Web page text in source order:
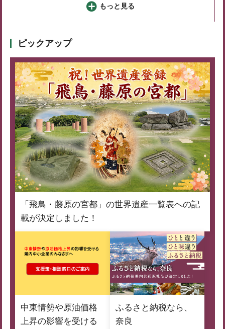
もっと見る
ピックアップ
「飛鳥・藤原の宮都」の世界遺産一覧表への記
載が決定しました！
中東情勢や原油価格
上昇の影響を受ける
ふるさと納税なら、
奈良